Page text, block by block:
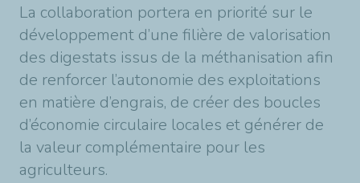
La collaboration portera en priorité sur le
développement d’une filière de valorisation
des digestats issus de la méthanisation afin
de renforcer l’autonomie des exploitations
en matière d’engrais, de créer des boucles
d’économie circulaire locales et générer de
la valeur complémentaire pour les
agriculteurs.